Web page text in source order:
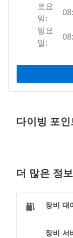
토요
일:
일요
일:
다이빙 포인
더 많은 정보
장비 대
장비 서